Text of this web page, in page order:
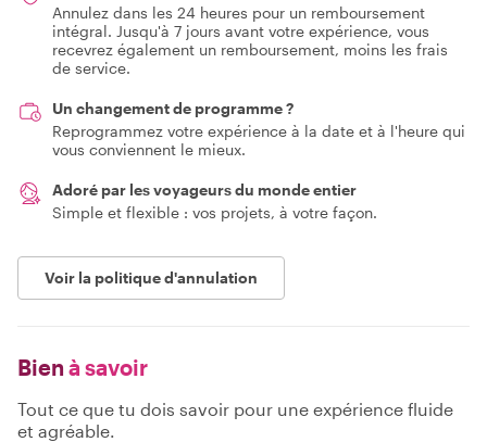
Annulez dans les 24 heures pour un remboursement
intégral. Jusqu'à 7 jours avant votre expérience, vous
recevrez également un remboursement, moins les frais
de service.
Un changement de programme ?
Reprogrammez votre expérience à la date et à l'heure qui
vous conviennent le mieux.
Adoré par les voyageurs du monde entier
Simple et flexible : vos projets, à votre façon.
Voir la politique d'annulation
Bien à savoir
Tout ce que tu dois savoir pour une expérience fluide
et agréable.